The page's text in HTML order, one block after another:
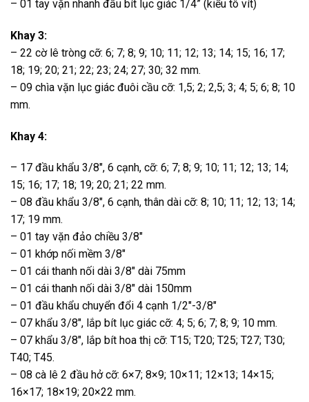
– 01 tay vặn nhanh đầu bít lục giác 1/4” (kiểu tô vít)
Khay 3:
– 22 cờ lê tròng cỡ: 6; 7; 8; 9; 10; 11; 12; 13; 14; 15; 16; 17;
18; 19; 20; 21; 22; 23; 24; 27; 30; 32 mm.
– 09 chìa vặn lục giác đuôi cầu cỡ: 1,5; 2; 2,5; 3; 4; 5; 6; 8; 10
mm.
Khay 4:
– 17 đầu khẩu 3/8″, 6 cạnh, cỡ: 6; 7; 8; 9; 10; 11; 12; 13; 14;
15; 16; 17; 18; 19; 20; 21; 22 mm.
– 08 đầu khẩu 3/8″, 6 cạnh, thân dài cỡ: 8; 10; 11; 12; 13; 14;
17; 19 mm.
– 01 tay vặn đảo chiều 3/8″
– 01 khớp nối mềm 3/8″
– 01 cái thanh nối dài 3/8″ dài 75mm
– 01 cái thanh nối dài 3/8″ dài 150mm
– 01 đầu khẩu chuyển đổi 4 cạnh 1/2″-3/8″
– 07 khẩu 3/8″, lắp bít lục giác cỡ: 4; 5; 6; 7; 8; 9; 10 mm.
– 07 khẩu 3/8″, lắp bít hoa thị cỡ: T15; T20; T25; T27; T30;
T40; T45.
– 08 cà lê 2 đầu hở cỡ: 6×7; 8×9; 10×11; 12×13; 14×15;
16×17; 18×19; 20×22 mm.